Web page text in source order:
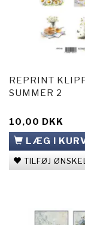
REPRINT
SUMMER 2
10,00 DKK
LÆG I
TILFØJ